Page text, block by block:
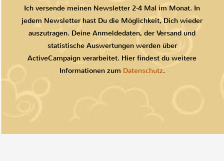
Ich versende meinen Newsletter 2-4 Mal im Monat. In
jedem Newsletter hast Du die Möglichkeit, Dich wieder
auszutragen. Deine Anmeldedaten, der Versand und
statistische Auswertungen werden über
ActiveCampaign verarbeitet. Hier findest du weitere
Informationen zum Datenschutz.